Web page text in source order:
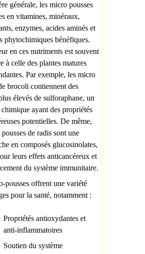
générale, les micro pousses
en vitamines, minéraux,
enzymes, acides aminés et
phytochimiques bénéfiques.
en ces nutriments est souvent
à celle des plantes matures
Par exemple, les micro
brocoli contiennent des
élevés de sulforaphane, un
ayant des propriétés
potentielles. De même,
de radis sont une
en composés glucosinolates,
leurs effets anticancéreux et
du système immunitaire.
pousses offrent une variété
pour la santé, notamment :
Propriétés antioxydantes et
anti-inflammatoires
Soutien du système